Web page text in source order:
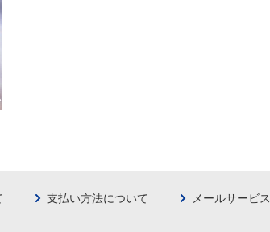
支払い方法について メールサービス